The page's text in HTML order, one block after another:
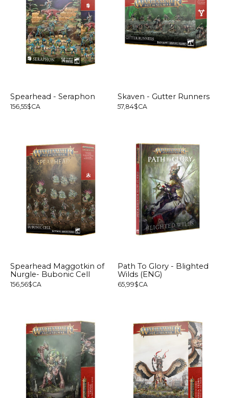
Spearhead - Seraphon
156,55$CA
Skaven - Gutter Runners
57,84$CA
Spearhead Maggotkin of
Nurgle- Bubonic Cell
156,56$CA
Path To Glory - Blighted
Wilds (ENG)
65,99$CA